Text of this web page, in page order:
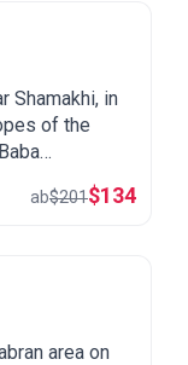
Shamakhi, in
of the
ab$201$134
area on